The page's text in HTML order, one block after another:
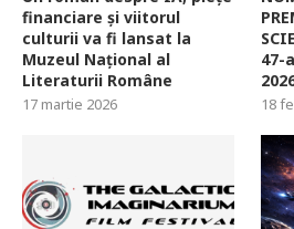
financiare și viitorul
culturii va fi lansat la
Muzeul Național al
Literaturii Române
17 martie 2026
47-
18